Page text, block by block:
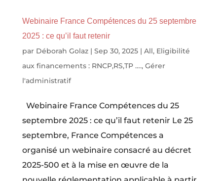
Webinaire France Compétences du 25 septembre
2025 : ce qu’il faut retenir
par Déborah Golaz| Sep 30, 2025| All, Eligibilité
aux financements : RNCP,RS,TP …., Gérer
l'administratif
Webinaire France Compétences du 25
septembre 2025 : ce qu’il faut retenir Le 25
septembre, France Compétences a
organisé un webinaire consacré au décret
2025-500 et à la mise en œuvre de la